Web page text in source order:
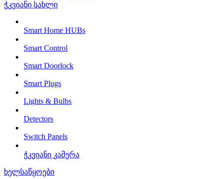
ჭკვიანი სახლი
Smart Home HUBs
Smart Control
Smart Doorlock
Smart Plugs
Lights & Bulbs
Detectors
Switch Panels
ჭკვიანი კამერა
ხელსაწყოები